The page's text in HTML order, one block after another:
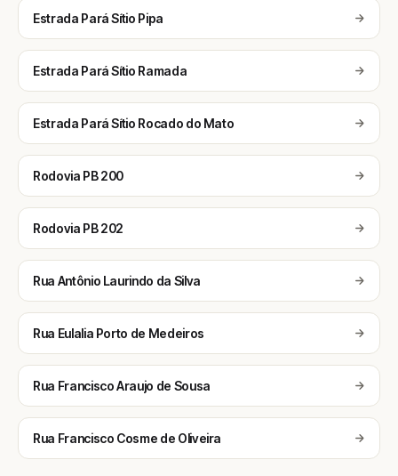
Estrada Pará Sítio Pipa
Estrada Pará Sítio Ramada
Estrada Pará Sítio Rocado do Mato
Rodovia PB 200
Rodovia PB 202
Rua Antônio Laurindo da Silva
Rua Eulalia Porto de Medeiros
Rua Francisco Araujo de Sousa
Rua Francisco Cosme de Oliveira